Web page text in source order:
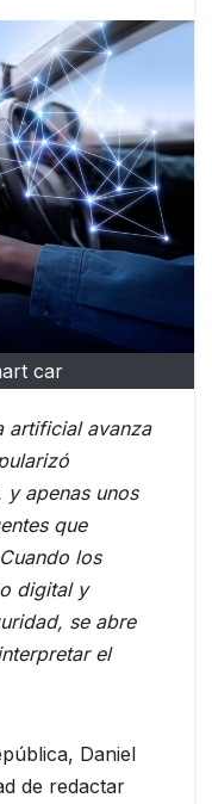
car
artificial avanza
apenas unos
que
los
digital y
se abre
el
Daniel
de redactar